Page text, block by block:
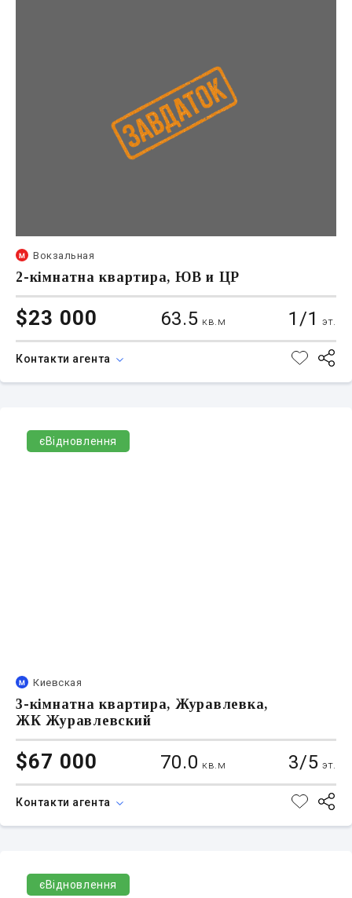
Вокзальная
2-кімнатна квартира, ЮВ и ЦР
$23 000 63.5 кв.м 1/1 эт.
Контакти агента
єВідновлення
Киевская
3-кімнатна квартира, Журавлевка,
ЖК Журавлевский
$67 000 70.0 кв.м 3/5 эт.
Контакти агента
єВідновлення